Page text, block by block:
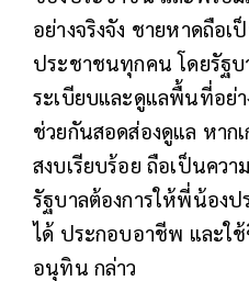
อย่างจริงจัง ชายหาดถือ
ประชาชนทุกคน โดยรัฐบ
ระเบียบและดูแลพื้นที่อย่
ช่วยกันสอดส่องดูแล หาก
สงบเรียบร้อย ถือเป็นควา
รัฐบาลต้องการให้พี่น้องป
ได้ ประกอบอาชีพ และใ
อนุทิน กล่าว